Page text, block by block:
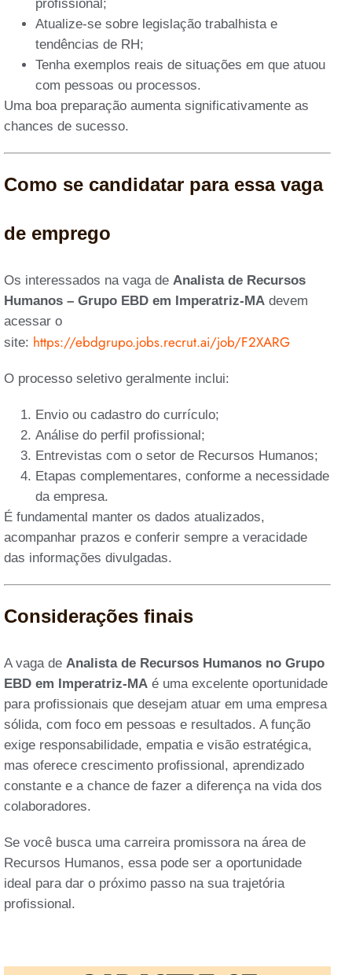
profissional;
Atualize-se sobre legislação trabalhista e
tendências de RH;
Tenha exemplos reais de situações em que atuou
com pessoas ou processos.
Uma boa preparação aumenta significativamente as
chances de sucesso.
Como se candidatar para essa vaga
de emprego
Os interessados na vaga de Analista de Recursos
Humanos – Grupo EBD em Imperatriz-MA devem
acessar o
site: https://ebdgrupo.jobs.recrut.ai/job/F2XARG
O processo seletivo geralmente inclui:
Envio ou cadastro do currículo;
Análise do perfil profissional;
Entrevistas com o setor de Recursos Humanos;
Etapas complementares, conforme a necessidade
da empresa.
É fundamental manter os dados atualizados,
acompanhar prazos e conferir sempre a veracidade
das informações divulgadas.
Considerações finais
A vaga de Analista de Recursos Humanos no Grupo
EBD em Imperatriz-MA é uma excelente oportunidade
para profissionais que desejam atuar em uma empresa
sólida, com foco em pessoas e resultados. A função
exige responsabilidade, empatia e visão estratégica,
mas oferece crescimento profissional, aprendizado
constante e a chance de fazer a diferença na vida dos
colaboradores.
Se você busca uma carreira promissora na área de
Recursos Humanos, essa pode ser a oportunidade
ideal para dar o próximo passo na sua trajetória
profissional.